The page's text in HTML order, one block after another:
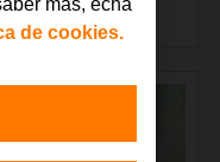
más, echa
de cookies.